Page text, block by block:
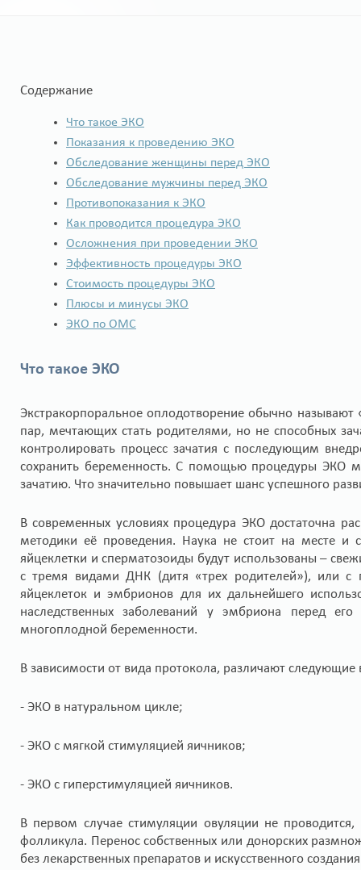
Содержание
Что такое ЭКО
Показания к проведению ЭКО
Обследование женщины перед ЭКО
Обследование мужчины перед ЭКО
Противопоказания к ЭКО
Как проводится процедура ЭКО
Осложнения при проведении ЭКО
Эффективность процедуры ЭКО
Стоимость процедуры ЭКО
Плюсы и минусы ЭКО
ЭКО по ОМС
Что такое ЭКО
Экстракорпоральное оплодотворение обычно
пар, мечтающих стать родителями, но не способных
контролировать процесс зачатия с последующим
сохранить беременность. С помощью процедуры ЭКО
зачатию. Что значительно повышает шанс успешного
В современных условиях процедура ЭКО достаточна
методики её проведения. Наука не стоит на месте и
яйцеклетки и сперматозоиды будут использованы –
с тремя видами ДНК (дитя «трех родителей»), или с
яйцеклеток и эмбрионов для их дальнейшего
наследственных заболеваний у эмбриона перед
многоплодной беременности.
В зависимости от вида протокола, различают
- ЭКО в натуральном цикле;
- ЭКО с мягкой стимуляцией яичников;
- ЭКО с гиперстимуляцией яичников.
В первом случае стимуляции овуляции не
фолликула. Перенос собственных или донорских
без лекарственных препаратов и искусственного